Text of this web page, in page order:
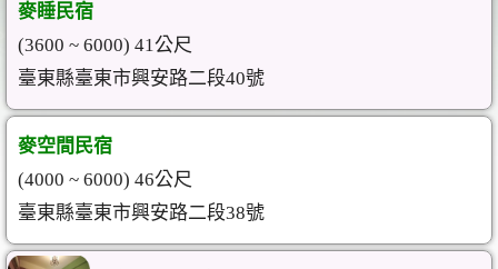
麥睡民宿
(3600 ~ 6000) 41公尺
臺東縣臺東市興安路二段40號
麥空間民宿
(4000 ~ 6000) 46公尺
臺東縣臺東市興安路二段38號